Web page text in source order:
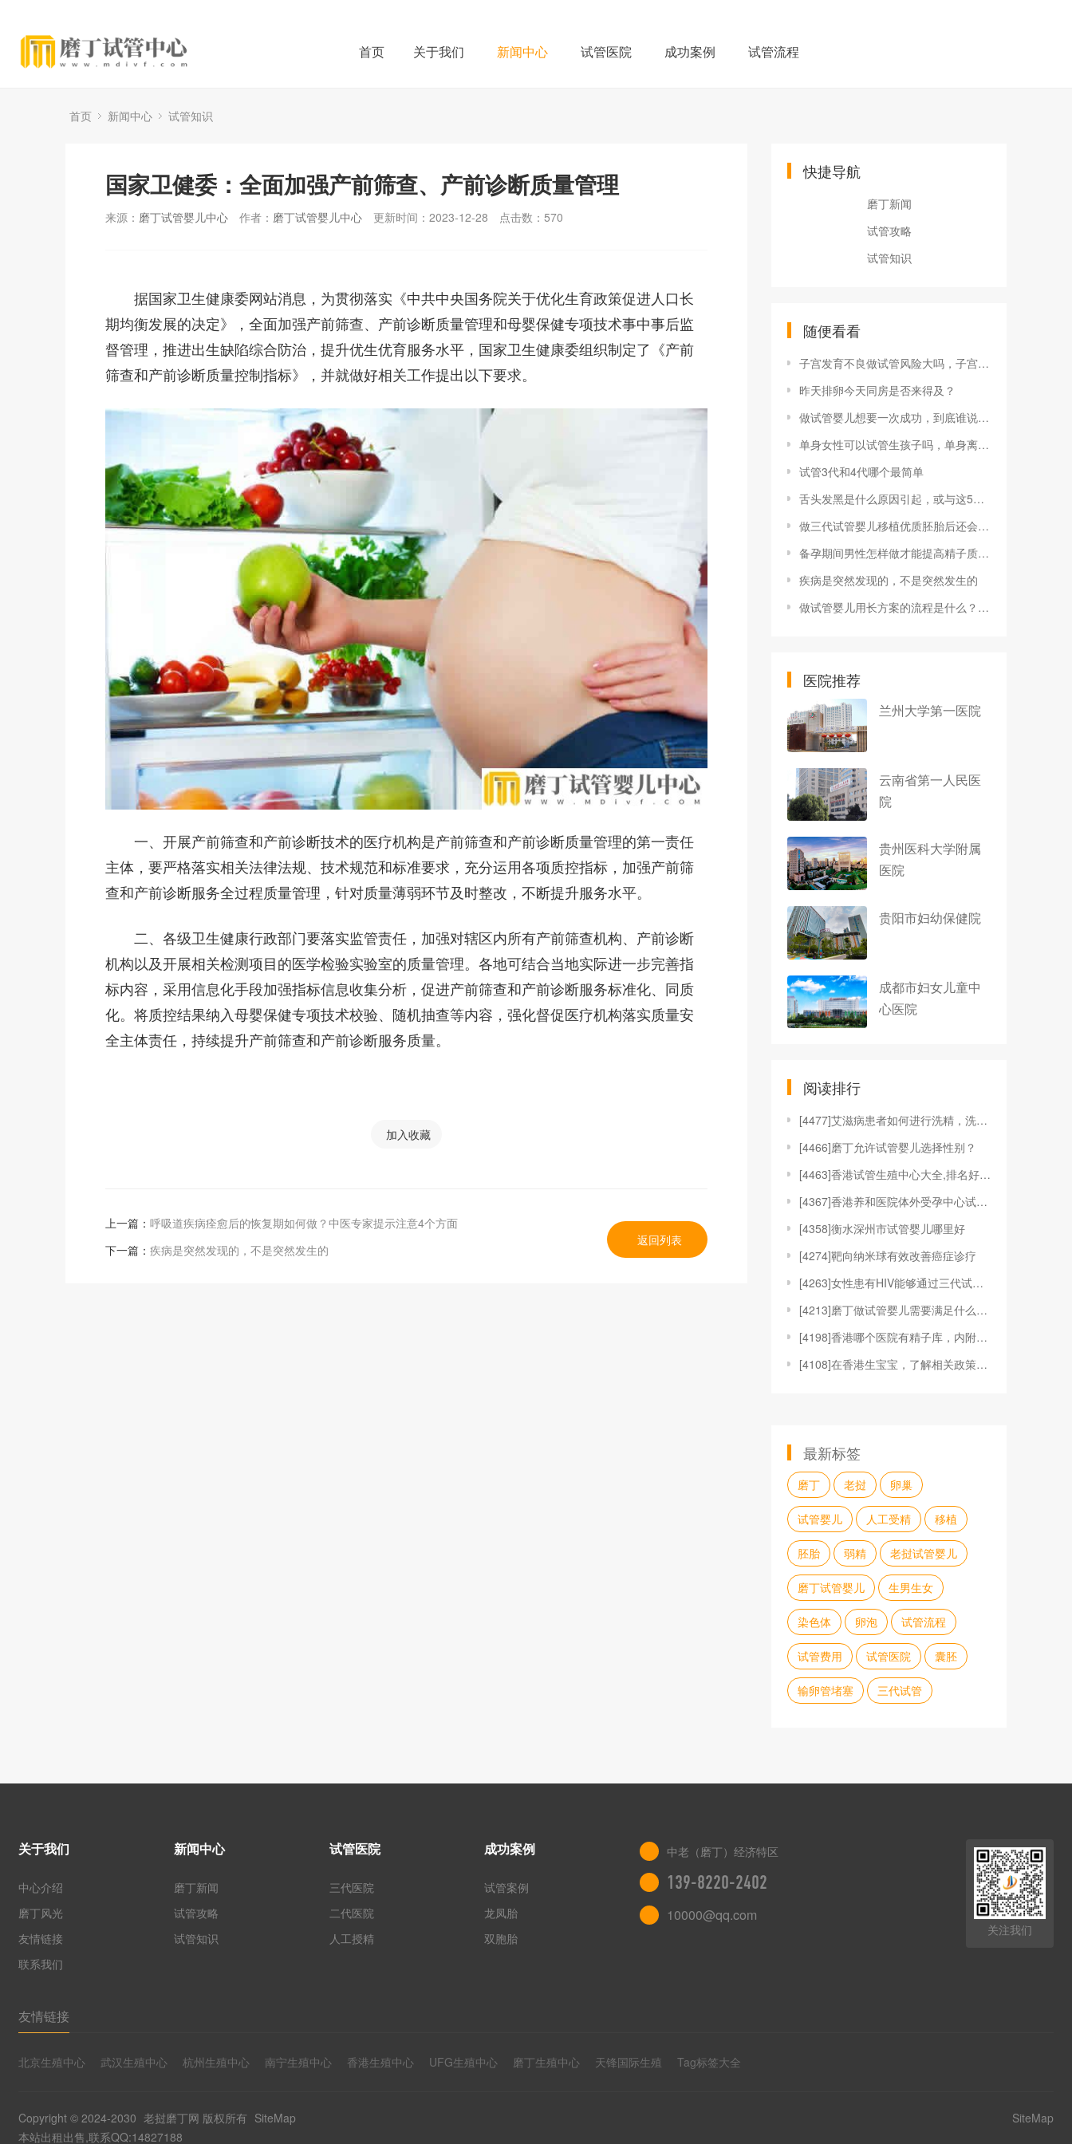
首页 关于我们 新闻中心 试管医院 成功案例 试管流程
首页 新闻中心 试管知识
国家卫健委：全面加强产前筛查、产前诊断质量管理
来源： 磨丁试管婴儿中心 作者： 磨丁试管婴儿中心 更新时间：2023-12-28 点击数： 570
据国家卫生健康委网站消息，为贯彻落实《中共中央国务院关于优化生育政策促进人口长
期均衡发展的决定》，全面加强产前筛查、产前诊断质量管理和母婴保健专项技术事中事后监
督管理，推进出生缺陷综合防治，提升优生优育服务水平，国家卫生健康委组织制定了《产前
筛查和产前诊断质量控制指标》，并就做好相关工作提出以下要求。
一、开展产前筛查和产前诊断技术的医疗机构是产前筛查和产前诊断质量管理的第一责任
主体，要严格落实相关法律法规、技术规范和标准要求，充分运用各项质控指标，加强产前筛
查和产前诊断服务全过程质量管理，针对质量薄弱环节及时整改，不断提升服务水平。
二、各级卫生健康行政部门要落实监管责任，加强对辖区内所有产前筛查机构、产前诊断
机构以及开展相关检测项目的医学检验实验室的质量管理。各地可结合当地实际进一步完善指
标内容，采用信息化手段加强指标信息收集分析，促进产前筛查和产前诊断服务标准化、同质
化。将质控结果纳入母婴保健专项技术校验、随机抽查等内容，强化督促医疗机构落实质量安
全主体责任，持续提升产前筛查和产前诊断服务质量。
加入收藏
上一篇： 呼吸道疾病痊愈后的恢复期如何做？中医专家提示注意4个方面
下一篇： 疾病是突然发现的，不是突然发生的
返回列表
快捷导航
磨丁新闻
试管攻略
试管知识
随便看看
子宫发育不良做试管风险大吗，子宫发育不佳做试管的影响及解决方法
昨天排卵今天同房是否来得及？
做试管婴儿想要一次成功，到底谁说了算
单身女性可以试管生孩子吗，单身离婚女性做试管的方法流程
试管3代和4代哪个最简单
舌头发黑是什么原因引起，或与这5个因素密切相关
做三代试管婴儿移植优质胚胎后还会导致生化妊娠吗
备孕期间男性怎样做才能提高精子质量有哪些注意事项？
疾病是突然发现的，不是突然发生的
做试管婴儿用长方案的流程是什么？有哪几些步骤？
医院推荐
兰州大学第一医院
云南省第一人民医
院
贵州医科大学附属
医院
贵阳市妇幼保健院
成都市妇女儿童中
心医院
阅读排行
[4477]艾滋病患者如何进行洗精，洗精技术适应于哪
[4466]磨丁允许试管婴儿选择性别？
[4463]香港试管生殖中心大全,排名好的机构都在这
[4367]香港养和医院体外受孕中心试管婴儿技术
[4358]衡水深州市试管婴儿哪里好
[4274]靶向纳米球有效改善癌症诊疗
[4263]女性患有HIV能够通过三代试管婴儿技术来
[4213]磨丁做试管婴儿需要满足什么条件?
[4198]香港哪个医院有精子库，内附具体捐精、供精
[4108]在香港生宝宝，了解相关政策和福利
最新标签
磨丁 老挝 卵巢
试管婴儿 人工受精 移植
胚胎 弱精 老挝试管婴儿
磨丁试管婴儿 生男生女
染色体 卵泡 试管流程
试管费用 试管医院 囊胚
输卵管堵塞 三代试管
关于我们
中心介绍
磨丁风光
友情链接
联系我们
新闻中心
磨丁新闻
试管攻略
试管知识
试管医院
三代医院
二代医院
人工授精
成功案例
试管案例
龙凤胎
双胞胎
中老（磨丁）经济特区
139-8220-2402
10000@qq.com
关注我们
友情链接
北京生殖中心 武汉生殖中心 杭州生殖中心 南宁生殖中心 香港生殖中心 UFG生殖中心 磨丁生殖中心 天锋国际生殖 Tag标签大全
Copyright © 2024-2030 老挝磨丁网 版权所有 SiteMap
本站出租出售,联系QQ:14827188
SiteMap